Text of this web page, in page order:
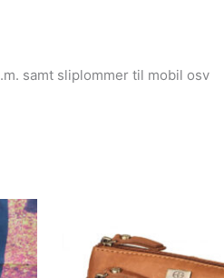
samt sliplommer til mobil osv